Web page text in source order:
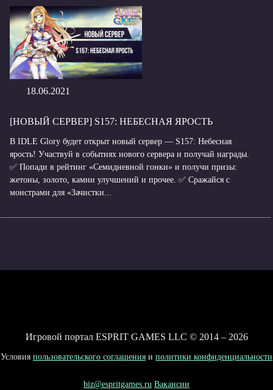
18.06.2021
[НОВЫЙ СЕРВЕР] S157: НЕБЕСНАЯ ЯРОСТЬ
В IDLE Glory будет открыт новый сервер — S157: Небесная
ярость! Участвуй в событиях нового сервера и получай награды.
✅ Попади в рейтинг «Семидневной гонки» и получи призы:
жетоны, золото, камни улучшений и прочее. ✅ Сражайся с
монстрами для «Зачистки...
Игровой портал ESPRIT GAMES LLC © 2014 – 2026
Условия пользовательского соглашения и политики конфиденциальности
biz@espritgames.ru Вакансии